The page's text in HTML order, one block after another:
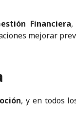
Financiera,
mejorar
, y en todos